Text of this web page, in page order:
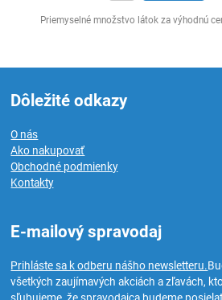
Priemyselné množstvo látok za výhodnú
Dôležité odkazy
O nás
Ako nakupovať
Obchodné podmienky
Kontakty
E-mailový spravodaj
Prihláste sa k odberu nášho newsletteru.
všetkých zaujímavých akciách a zľavách,